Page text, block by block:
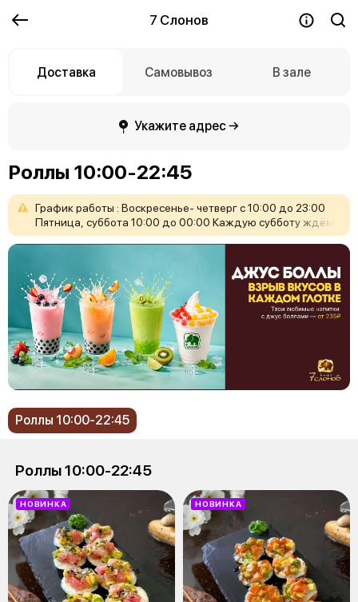
7 Слонов
Доставка Самовывоз В зале
Укажите адрес →
Роллы 10:00-22:45
Графикработы : Воскресенье- четвергс10:00 до 23:00
Пятница, суббота 10:00 до 00:00 Каждую субботу ждём
васс20:00до23:30нанашемтанцполе!Вход
Роллы 10:00-22:45
Роллы 10:00-22:45
НОВИНКА НОВИНКА